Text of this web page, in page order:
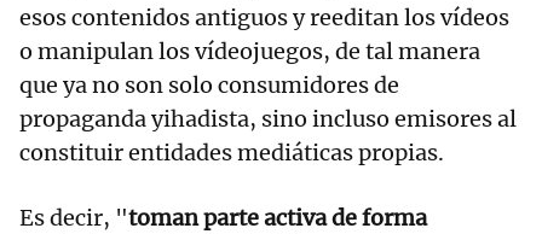
esos contenidos antiguos y reeditan los vídeos
o manipulan los vídeojuegos, de tal manera
que ya no son solo consumidores de
propaganda yihadista, sino incluso emisores al
constituir entidades mediáticas propias.
Es decir, "toman parte activa de forma